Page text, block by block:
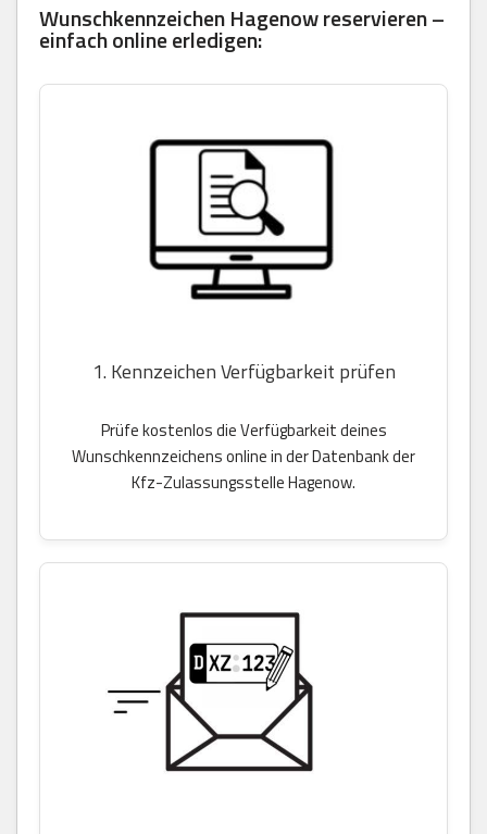
Wunschkennzeichen Hagenow reservieren –
einfach online erledigen:
1. Kennzeichen Verfügbarkeit prüfen
Prüfe kostenlos die Verfügbarkeit deines
Wunschkennzeichens online in der Datenbank der
Kfz-Zulassungsstelle Hagenow.